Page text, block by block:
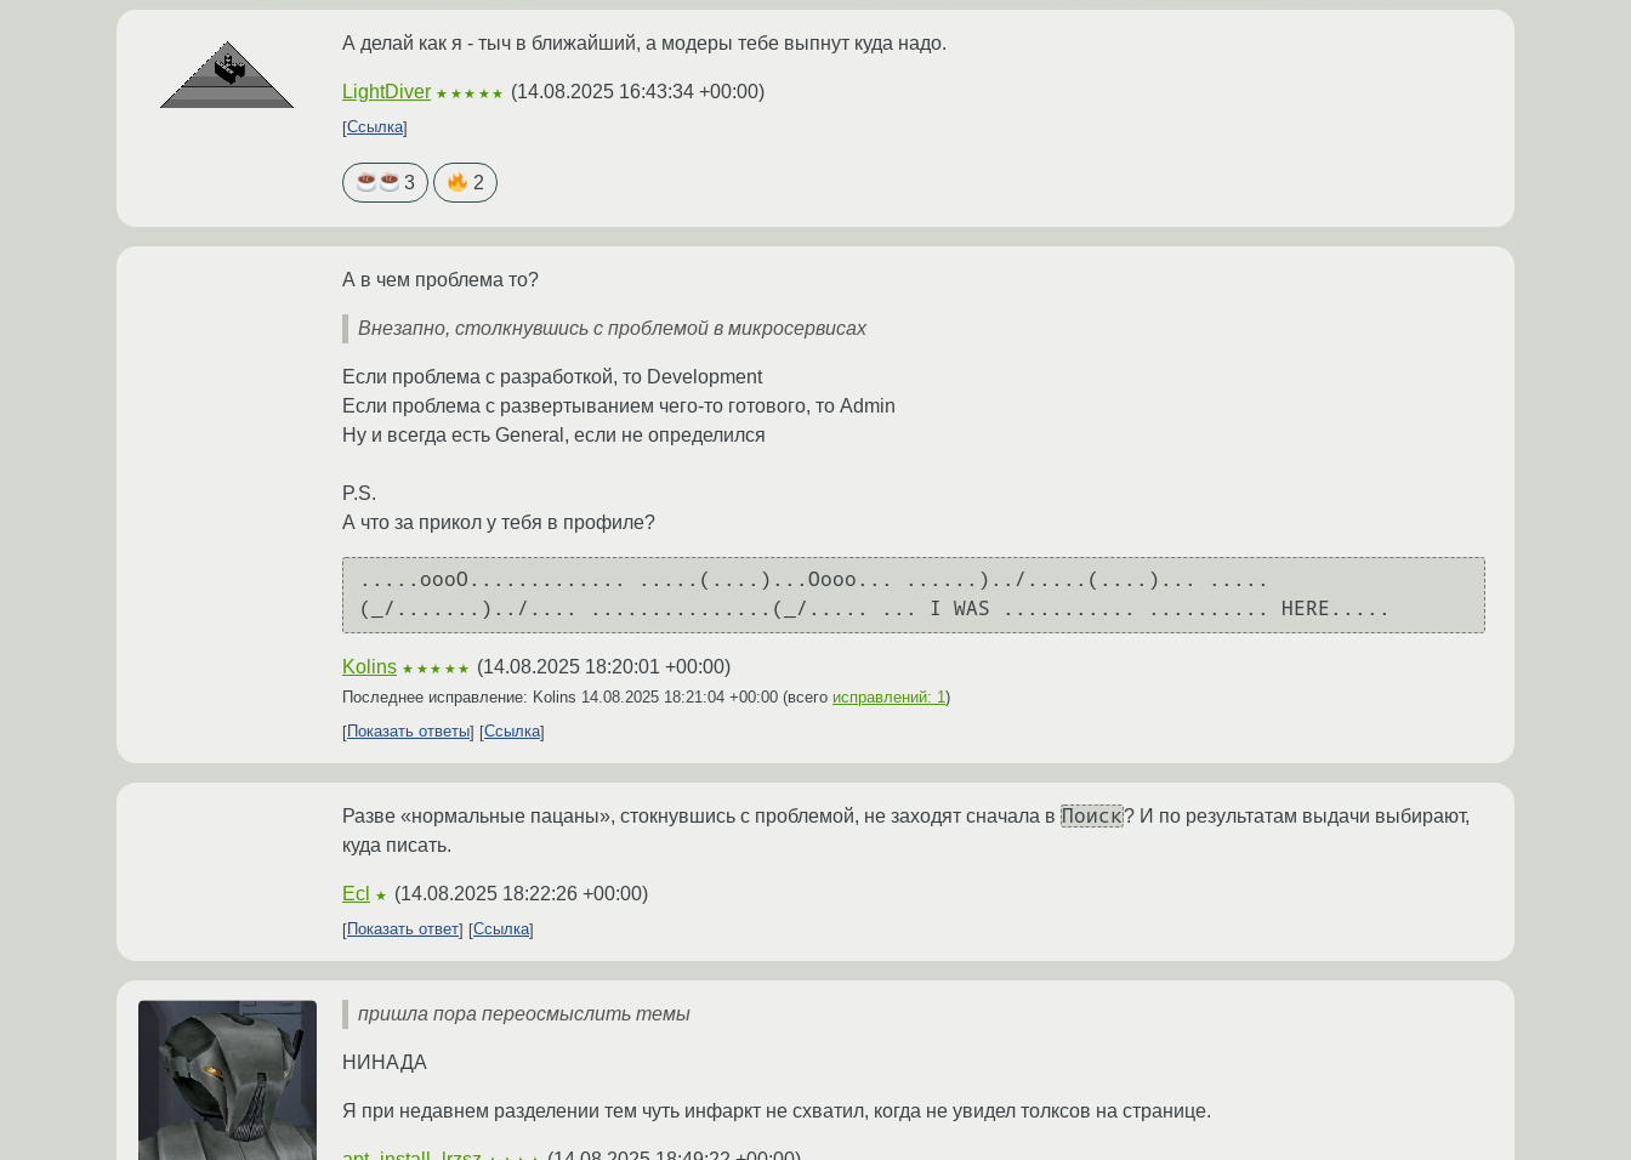
А делай как я - тыч в ближайший, а модеры тебе выпнут куда надо.
LightDiver ★★★★★ (14.08.2025 16:43:34 +00:00)
Ссылка
3 2
А в чем проблема то?
Внезапно, столкнувшись с проблемой в микросервисах
Если проблема с разработкой, то Development
Если проблема с развертыванием чего-то готового, то Admin
Ну и всегда есть General, если не определился
P.S.
А что за прикол у тебя в профиле?
.....oooO............. .....(....)...Oooo... ......)../.....(....)... .....
Kolins ★★★★★ (14.08.2025 18:20:01 +00:00)
Последнее исправление: Kolins 14.08.2025 18:21:04 +00:00 (всего исправлений: 1)
Показать ответы
Ссылка
Разве «нормальные пацаны», стокнувшись с проблемой, не заходят сначала в Поиск? И по результатам выдачи выбирают,
куда писать.
Ecl ★ (14.08.2025 18:22:26 +00:00)
Показать ответ Ссылка
пришла пора переосмыслить темы
НИНАДА
Я при недавнем разделении тем чуть инфаркт не схватил, когда не увидел толксов на странице.